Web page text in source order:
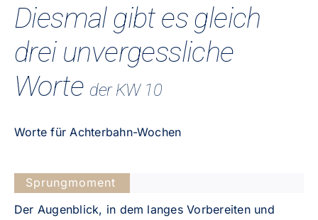
Diesmal gibt es gleich
drei unvergessliche
Worte der KW 10
Worte für Achterbahn-Wochen
Sprungmoment
Der Augenblick, in dem langes Vorbereiten und